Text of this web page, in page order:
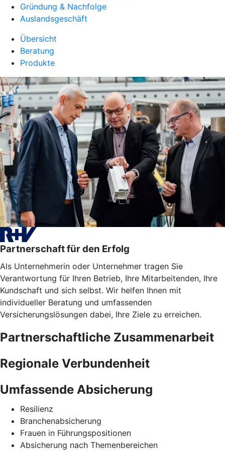
Gründung & Nachfolge
Auslandsgeschäft
Übersicht
Beratung
Produkte
Partnerschaft für den Erfolg
Als Unternehmerin oder Unternehmer tragen Sie
Verantwortung für Ihren Betrieb, Ihre Mitarbeitenden, Ihre
Kundschaft und sich selbst. Wir helfen Ihnen mit
individueller Beratung und umfassenden
Versicherungslösungen dabei, Ihre Ziele zu erreichen.
Partnerschaftliche Zusammenarbeit
Regionale Verbundenheit
Umfassende Absicherung
Resilienz
Branchenabsicherung
Frauen in Führungspositionen
Absicherung nach Themenbereichen